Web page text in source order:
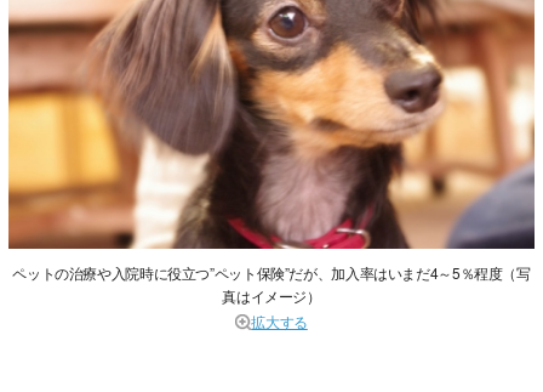
ペットの治療や入院時に役立つ”ペット保険”だが、加入率はいまだ4～5％程度（写
真はイメージ）
拡大する